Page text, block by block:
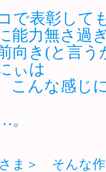
で表彰して
能力無さ過
向き(と言
ぃは
こんな感じ
。
ま＞ そんな作